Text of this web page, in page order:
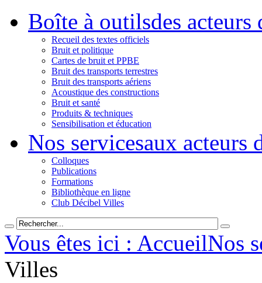
Boîte à outilsdes
Recueil des textes officiels
Bruit et politique
Cartes de bruit et PPBE
Bruit des transports terrestres
Bruit des transports aériens
Acoustique des constructions
Bruit et santé
Produits & techniques
Sensibilisation et éducation
Nos servicesaux acteurs
Colloques
Publications
Formations
Bibliothèque en ligne
Club Décibel Villes
Vous êtes ici : AccueilNos
Villes